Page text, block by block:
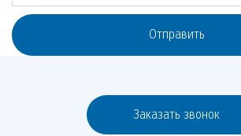
Отправить
Заказать звонок